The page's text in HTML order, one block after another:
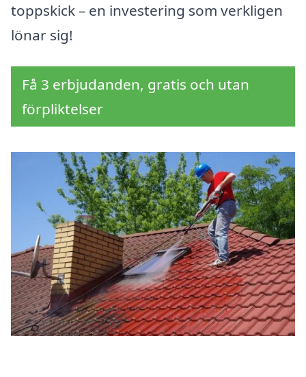
toppskick – en investering som verkligen
lönar sig!
Få 3 erbjudanden, gratis och utan
förpliktelser